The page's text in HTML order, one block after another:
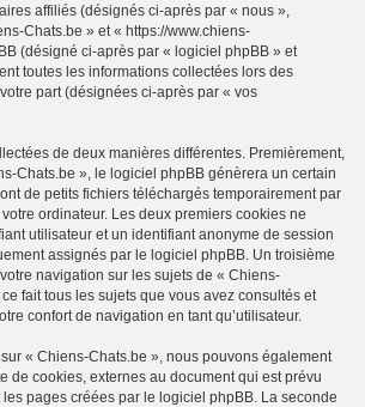
affiliés (désignés ci-après par « nous »,
Chats.be » et « https://www.chiens-
(désigné ci-après par « logiciel phpBB » et
toutes les informations collectées lors des
part (désignées ci-après par « vos
de deux manières différentes. Premièrement,
Chats.be », le logiciel phpBB génèrera un certain
de petits fichiers téléchargés temporairement par
ordinateur. Les deux premiers cookies ne
utilisateur et un identifiant anonyme de session
assignés par le logiciel phpBB. Un troisième
navigation sur les sujets de « Chiens-
fait tous les sujets que vous avez consultés et
confort de navigation en tant qu’utilisateur.
« Chiens-Chats.be », nous pouvons également
de cookies, externes au document qui est prévu
pages créées par le logiciel phpBB. La seconde